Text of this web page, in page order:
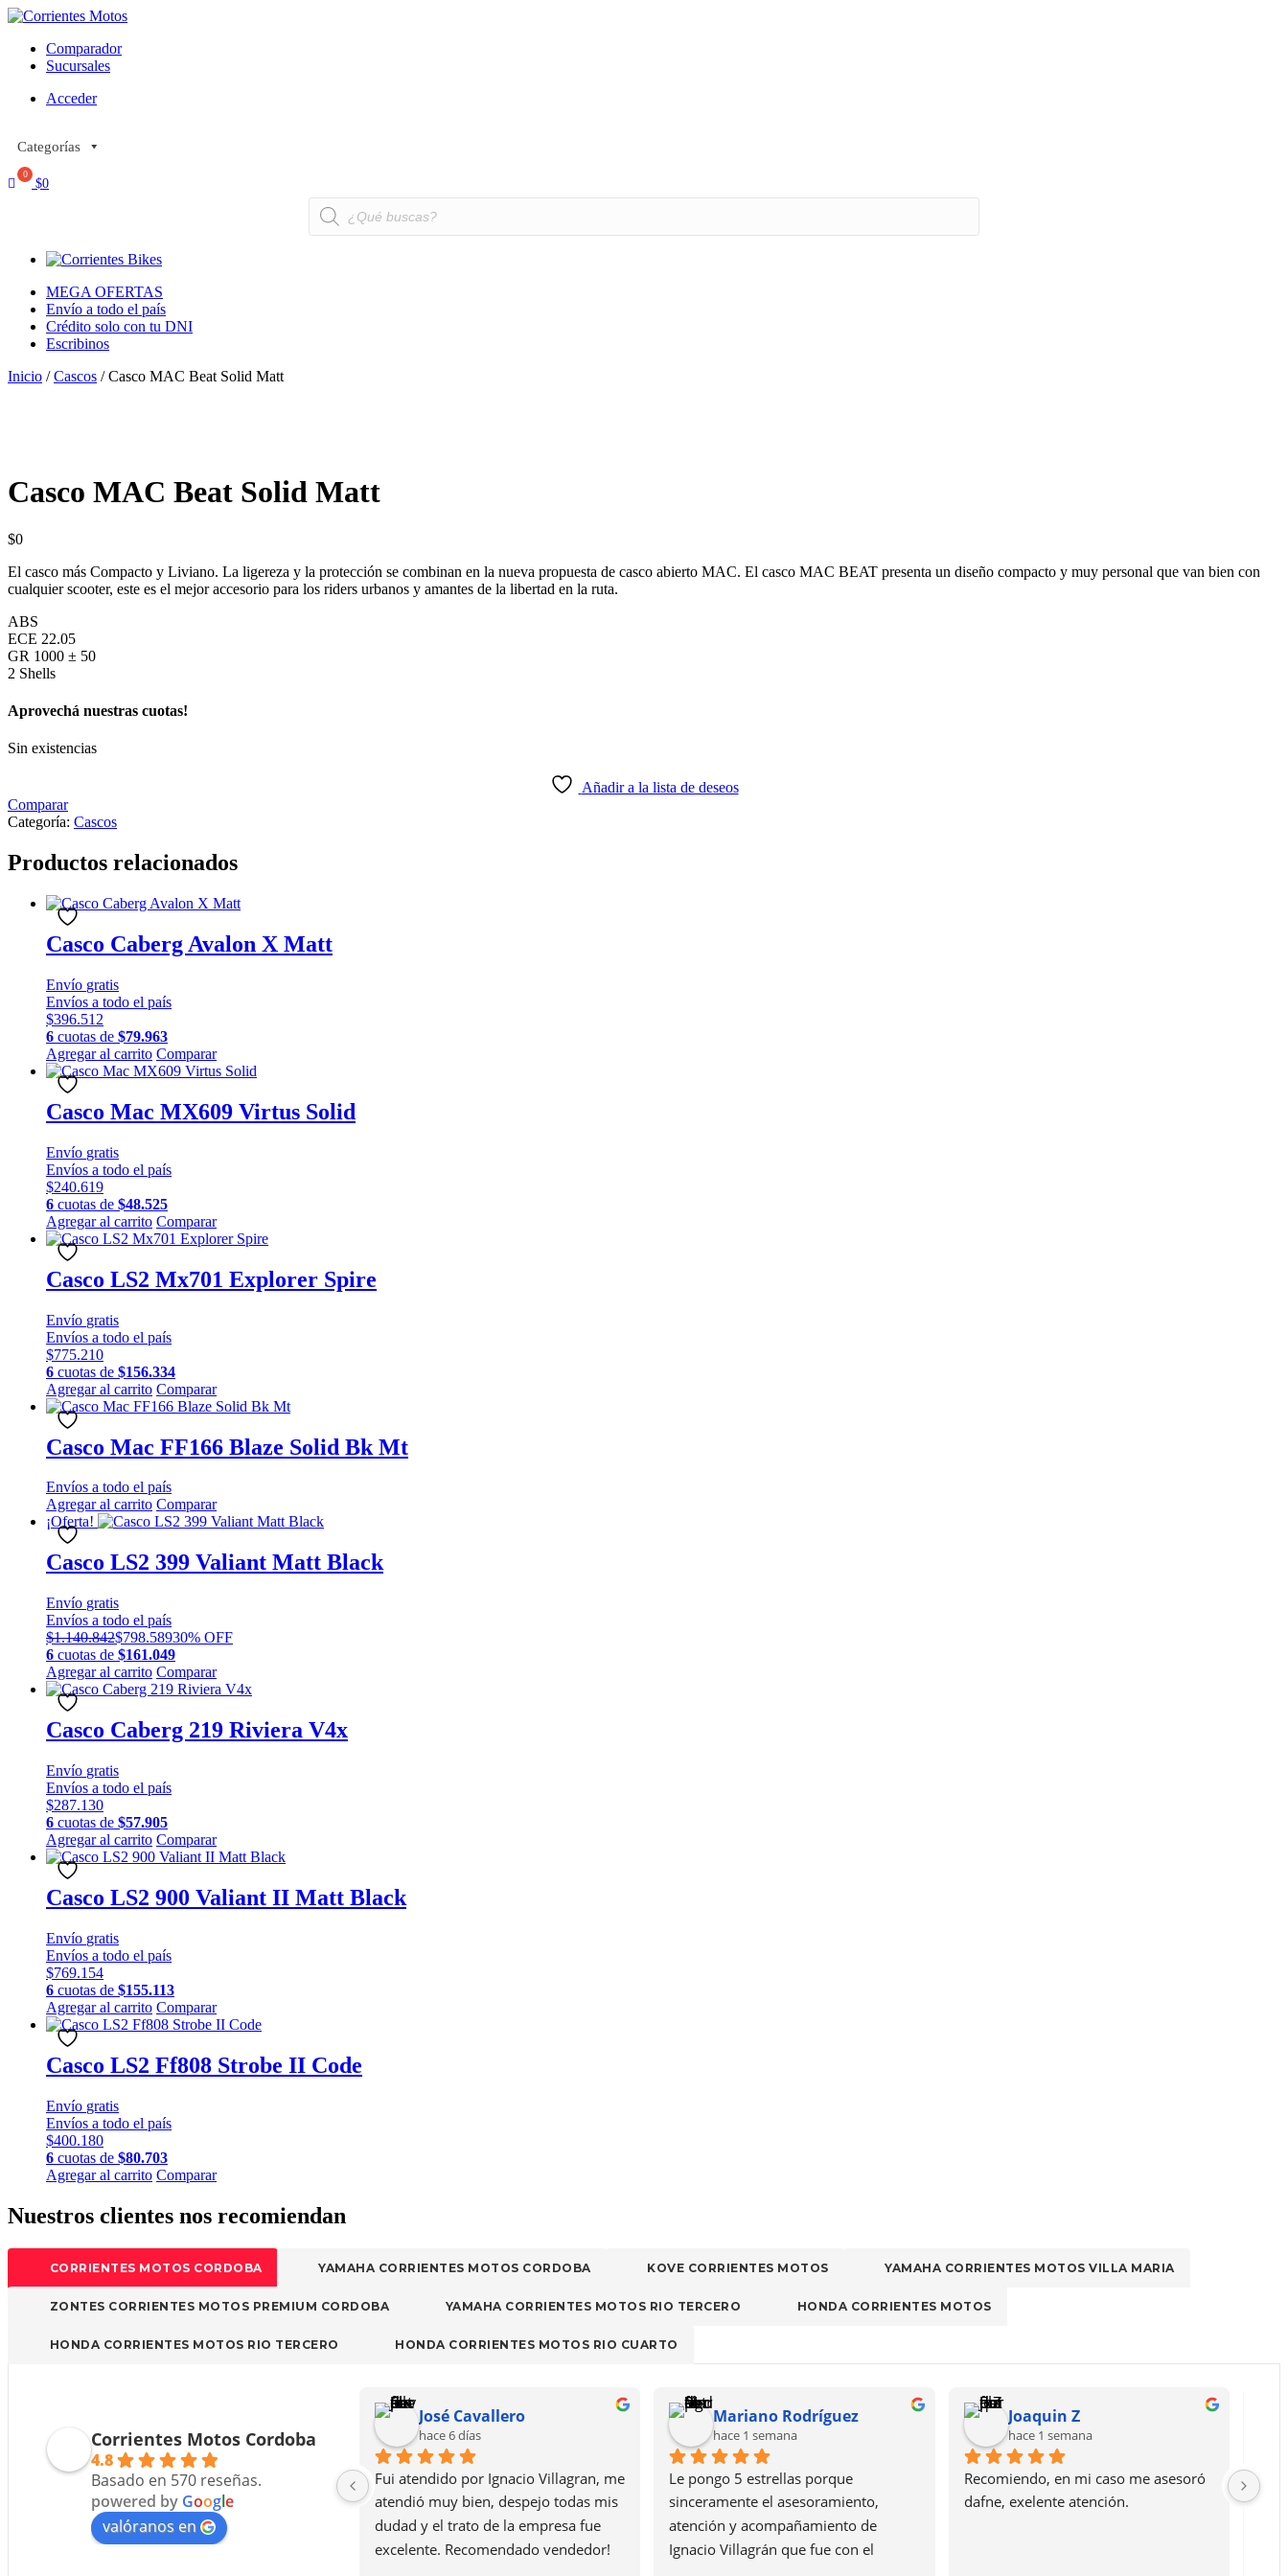
Comparador
Sucursales
Acceder
Categorías
$0
Búsqueda
de
productos
MEGA OFERTAS
Envío a todo el país
Crédito solo con tu DNI
Escribinos
Inicio /Cascos / Casco MAC Beat Solid Matt
Casco MAC Beat Solid Matt
$0
El casco más Compacto y Liviano. La ligereza y la protección se combinan en la nueva propuesta de casco abierto MAC. El casco MAC BEAT presenta un diseño compacto y muy personal que van bien con
cualquier scooter, este es el mejor accesorio para los riders urbanos y amantes de la libertad en la ruta.
ABS
ECE 22.05
GR 1000 ± 50
2 Shells
Aprovechá nuestras cuotas!
Sin existencias
Añadir a la lista de deseos
Comparar
Categoría: Cascos
Productos relacionados
Casco Caberg Avalon X Matt
Envío gratis
Envíos a todo el país
$396.512
6 cuotas de $79.963
Agregar al carrito Este
producto
múltiples
variantes.
se
elegir
en
la
de
producto
Comparar
Casco Mac MX609 Virtus Solid
Envío gratis
Envíos a todo el país
$240.619
6 cuotas de $48.525
Agregar al carrito Este
producto
múltiples
variantes.
se
elegir
en
la
de
producto
Comparar
Casco LS2 Mx701 Explorer Spire
Envío gratis
Envíos a todo el país
$775.210
6 cuotas de $156.334
Agregar al carrito Este
producto
múltiples
variantes.
opciones
se
pueden
en
la
de
producto
Comparar
Casco Mac FF166 Blaze Solid Bk Mt
Envíos a todo el país
Agregar al carrito Comparar
¡Oferta!
Casco LS2 399 Valiant Matt Black
Envío gratis
Envíos a todo el país
$1.140.842$798.58930% OFF
6 cuotas de $161.049
Agregar al carrito Este
producto
múltiples
variantes.
se
elegir
en
la
de
producto
Comparar
Casco Caberg 219 Riviera V4x
Envío gratis
Envíos a todo el país
$287.130
6 cuotas de $57.905
Agregar al carrito Este
producto
múltiples
variantes.
se
elegir
en
la
de
producto
Comparar
Casco LS2 900 Valiant II Matt Black
Envío gratis
Envíos a todo el país
$769.154
6 cuotas de $155.113
Agregar al carrito Este
producto
múltiples
variantes.
se
elegir
en
página
producto
Comparar
Casco LS2 Ff808 Strobe II Code
Envío gratis
Envíos a todo el país
$400.180
6 cuotas de $80.703
Agregar al carrito Este
múltiples
Las
opciones
pueden
en
Comparar
Nuestros clientes nos recomiendan
CORRIENTES MOTOS CORDOBA YAMAHA CORRIENTES MOTOS CORDOBA KOVE CORRIENTES MOTOS YAMAHA CORRIENTES MOTOS VILLA MARIA
ZONTES CORRIENTES MOTOS PREMIUM CORDOBA YAMAHA CORRIENTES MOTOS RIO TERCERO HONDA CORRIENTES MOTOS
HONDA CORRIENTES MOTOS RIO TERCERO HONDA CORRIENTES MOTOS RIO CUARTO
Corrientes Motos Cordoba
4.8
Basado en 570 reseñas.
powered by Google
valóranos en
José Cavallero
hace 6 días
Fui atendido por Ignacio Villagran, me
atendió muy bien, despejo todas mis
dudad y el trato de la empresa fue
excelente. Recomendado vendedor!
Mariano Rodríguez
hace 1 semana
Le pongo 5 estrellas porque
sinceramente el asesoramiento,
atención y acompañamiento de
Ignacio Villagrán que fue con el
Joaquin Z
hace 1 semana
Recomiendo, en mi caso me asesoró
dafne, exelente atención.